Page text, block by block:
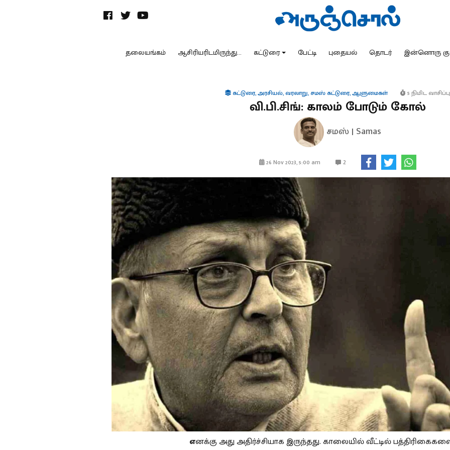
தலையங்கம் ஆசிரியரிடமிருந்து... கட்டுரை பேட்டி புதையல் தொடர் இன்னொரு
கட்டுரை,அரசியல்,வரலாறு,சமஸ் கட்டுரை,ஆளுமைகள் 5 நிமிட வாசிப்பு
வி.பி.சிங்: காலம் போடும் கோல்
சமஸ் | Samas
26 Nov 2023, 5:00 am 2
எனக்கு அது அதிர்ச்சியாக இருந்தது. காலையில் வீட்டில்